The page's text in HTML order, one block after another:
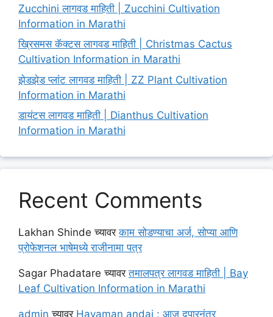
Zucchini लागवड माहिती | Zucchini Cultivation
Information in Marathi
ख्रिसमस कॅक्टस लागवड माहिती | Christmas Cactus
Cultivation Information in Marathi
झेडझेड प्लांट लागवड माहिती | ZZ Plant Cultivation
Information in Marathi
डायंटस लागवड माहिती | Dianthus Cultivation
Information in Marathi
Recent Comments
Lakhan Shinde च्यावरकाम सोडण्याचा अर्ज, सोप्या आणि
प्रोफेशनल भाषेमध्ये राजीनामा पत्र
Sagar Phadatare च्यावरतमालपत्र लागवड माहिती | Bay
Leaf Cultivation Information in Marathi
admin च्यावर Havaman andaj : आज दुपारनंतर